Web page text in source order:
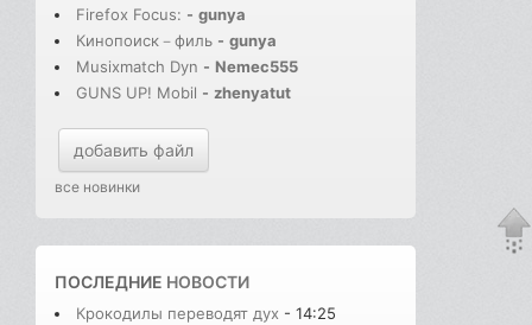
Firefox Focus: - gunya
Кинопоиск－филь - gunya
Musixmatch Dyn - Nemec555
GUNS UP! Mobil - zhenyatut
добавить файл
все новинки
ПОСЛЕДНИЕ НОВОСТИ
Крокодилы переводят дух - 14:25